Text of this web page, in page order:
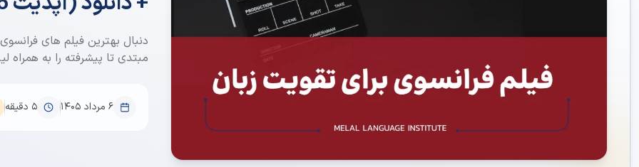
مبتدی تا پیشرفته را به همراه
۶ مرداد ۱۴۰۵ 5 دقیقه